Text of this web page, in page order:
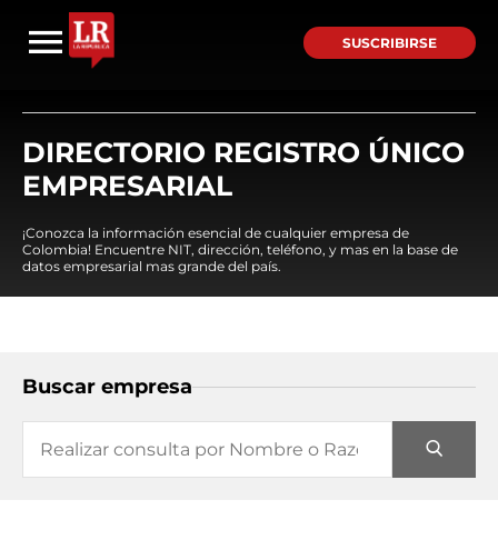
SUSCRIBIRSE
DIRECTORIO REGISTRO ÚNICO
EMPRESARIAL
¡Conozca la información esencial de cualquier empresa de
Colombia! Encuentre NIT, dirección, teléfono, y mas en la base de
datos empresarial mas grande del país.
Buscar empresa